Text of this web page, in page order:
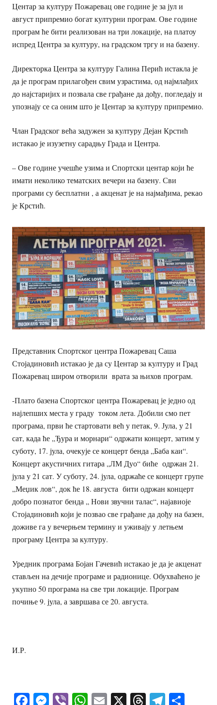
Центар за културу Пожаревац ове године је за јул и
август припремио богат културни програм. Ове године
програм ће бити реализован на три локације, на платоу
испред Центра за културу, на градском тргу и на базену.
Директорка Центра за културу Галина Перић истакла је
да је програм прилагођен свим узрастима, од најмлађих
до најстаријих и позвала све грађане да дођу, погледају и
упознају се са оним што је Центар за културу припремио.
Члан Градског већа задужен за културу Дејан Крстић
истакао је изузетну сарадњу Града и Центра.
– Ове године учешће узима и Спортски центар који ће
имати неколико тематских вечери на базену. Сви
програми су бесплатни , а акценат је на најмађима, рекао
је Крстић.
Представник Спортског центра Пожаревац Саша
Стојадиновић истакао је да су Центар за културу и Град
Пожаревац широм отворили врата за њихов програм.
-Плато базена Спортског центра Пожаревац је једно од
најлепших места у граду током лета. Добили смо пет
програма, први ће стартовати већ у петак, 9. Јула, у 21
сат, када ће „Ђура и морнари“ одржати концерт, затим у
суботу, 17. јула, очекује се концерт бенда „Баба каи“.
Концерт акустичних гитара „ЛМ Дуо“ биће одржан 21.
јула у 21 сат. У суботу, 24. јула, одржаће се концерт групе
„Меџик лов“, док ће 18. августа бити одржан концерт
добро познатог бенда „ Нови звучни талас“, најавиоје
Стојадиновић који је позвао све грађане да дођу на базен,
доживе га у вечерњем термину и уживају у летњем
програму Центра за културу.
Уредник програма Бојан Гачевић истакао је да је акценат
стављен на дечије програме и радионице. Обухваћено је
укупно 50 програма на све три локације. Програм
почиње 9. јула, а завршава се 20. августа.
И.Р.
Facebook
Messenger
ViberWhatsApp
Email
X Threads